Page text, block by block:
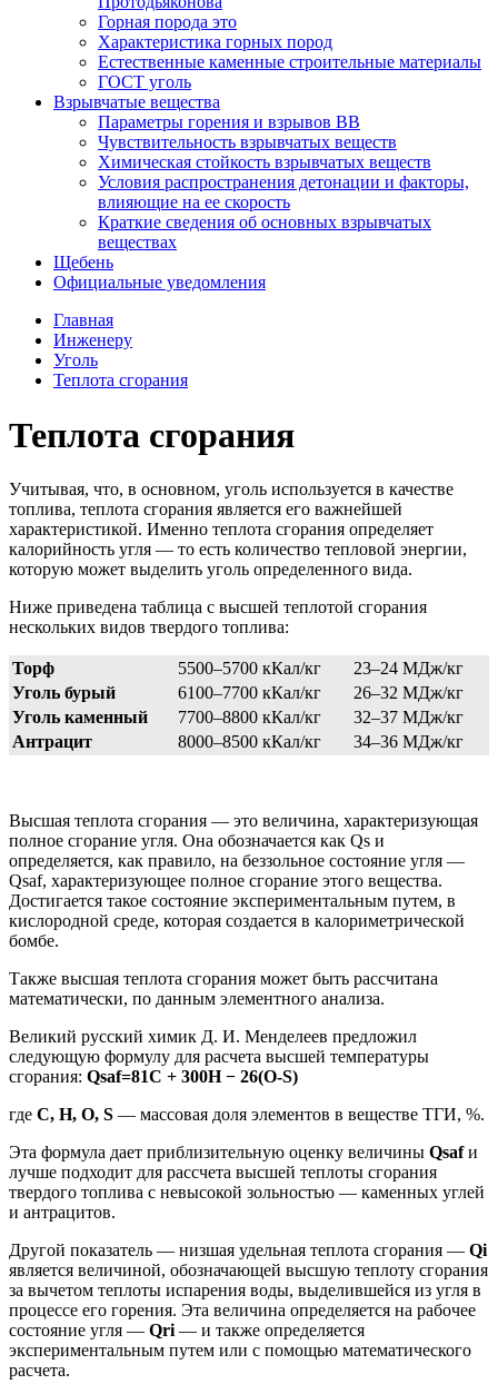
Горная порода это
Характеристика горных пород
Естественные каменные строительные материалы
ГОСТ уголь
Взрывчатые вещества
Параметры горения и взрывов ВВ
Чувствительность взрывчатых веществ
Химическая стойкость взрывчатых веществ
Условия распространения детонации и факторы,
влияющие на ее скорость
Краткие сведения об основных взрывчатых
веществах
Щебень
Официальные уведомления
Главная
Инженеру
Уголь
Теплота сгорания
Теплота сгорания
Учитывая, что, в основном, уголь используется в качестве
топлива, теплота сгорания является его важнейшей
характеристикой. Именно теплота сгорания определяет
калорийность угля — то есть количество тепловой энергии,
которую может выделить уголь определенного вида.
Ниже приведена таблица с высшей теплотой сгорания
нескольких видов твердого топлива:
Торф 5500–5700 кКал/кг
23–24 МДж/кг
Уголь бурый
6100–7700 кКал/кг
26–32 МДж/кг
Уголь каменный
7700–8800 кКал/кг
32–37 МДж/кг
Антрацит
8000–8500 кКал/кг 34–36 МДж/кг
Высшая теплота сгорания — это величина, характеризующая
полное сгорание угля. Она обозначается как Qs и
определяется, как правило, на беззольное состояние угля —
Qsaf, характеризующее полное сгорание этого вещества.
Достигается такое состояние экспериментальным путем, в
кислородной среде, которая создается в калориметрической
бомбе.
Также высшая теплота сгорания может быть рассчитана
математически, по данным элементного анализа.
Великий русский химик Д. И. Менделеев предложил
следующую формулу для расчета высшей температуры
сгорания: Qsaf=81С + 300Н − 26(О-S)
где С, Н, О, S — массовая доля элементов в веществе ТГИ, %.
Эта формула дает приблизительную оценку величины Qsafи
лучше подходит для рассчета высшей теплоты сгорания
твердого топлива с невысокой зольностью — каменных углей
и антрацитов.
Другой показатель — низшая удельная теплота сгорания — Qi
является величиной, обозначающей высшую теплоту сгорания
за вычетом теплоты испарения воды, выделившейся из угля в
процессе его горения. Эта величина определяется на рабочее
состояние угля — Qri — и также определяется
экспериментальным путем или с помощью математического
расчета.